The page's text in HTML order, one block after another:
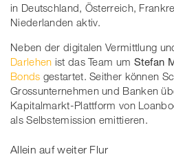
in Deutschland, Österreich,
Niederlanden aktiv.
Neben der digitalen Vermittlung
Darlehen ist das Team um Stefan
Bonds gestartet. Seither können
Grossunternehmen und Banken
Kapitalmarkt-Plattform von
als Selbstemission emittieren.
Allein auf weiter Flur